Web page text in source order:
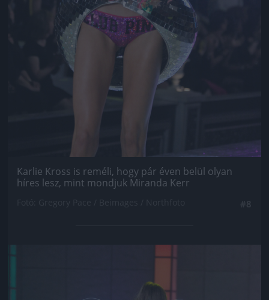
Karlie Kross is reméli, hogy pár éven belül olyan
híres lesz, mint mondjuk Miranda Kerr
Jön még kép!